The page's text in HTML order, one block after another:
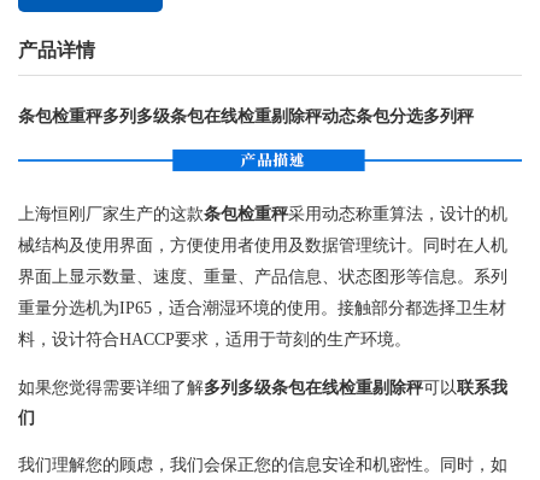
产品详情
条包检重秤多列多级条包在线检重剔除秤动态条包分选多列秤
上海恒刚厂家生产的这款条包检重秤采用动态称重算法，设计的机
械结构及使用界面，方便使用者使用及数据管理统计。同时在人机
界面上显示数量、速度、重量、产品信息、状态图形等信息。系列
重量分选机为IP65，适合潮湿环境的使用。接触部分都选择卫生材
料，设计符合HACCP要求，适用于苛刻的生产环境。
如果您觉得需要详细了解多列多级条包在线检重剔除秤可以联系我
们
我们理解您的顾虑，我们会保正您的信息安诠和机密性。同时，如